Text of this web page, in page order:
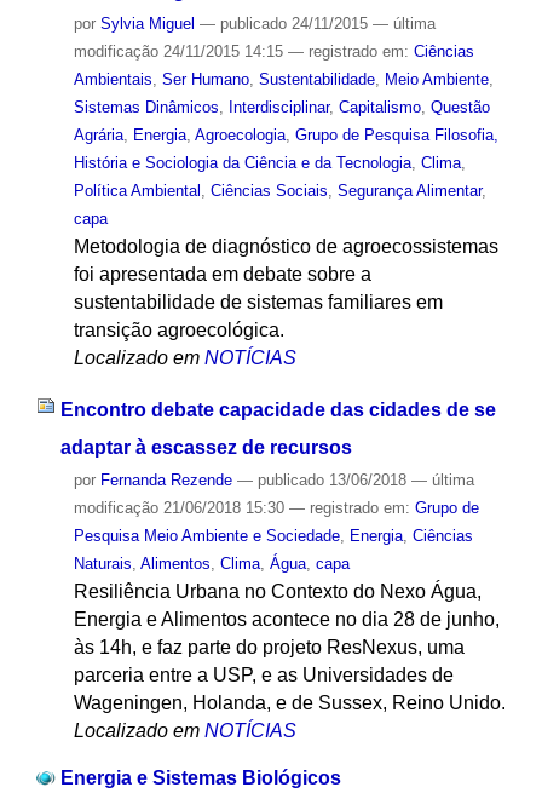
por Sylvia Miguel — publicado24/11/2015 — última
modificação24/11/2015 14:15 — registrado em: Ciências
Ambientais, Ser Humano, Sustentabilidade, Meio Ambiente,
Sistemas Dinâmicos, Interdisciplinar, Capitalismo, Questão
Agrária, Energia, Agroecologia, Grupo de Pesquisa Filosofia,
História e Sociologia da Ciência e da Tecnologia, Clima,
Política Ambiental , Ciências Sociais, Segurança Alimentar,
capa
Metodologia de diagnóstico de agroecossistemas
foi apresentada em debate sobre a
sustentabilidade de sistemas familiares em
transição agroecológica.
Localizado em NOTÍCIAS
Encontro debate capacidade das cidades de se
adaptar à escassez de recursos
por Fernanda Rezende — publicado13/06/2018 — última
modificação21/06/2018 15:30 — registrado em: Grupo de
Pesquisa Meio Ambiente e Sociedade, Energia, Ciências
Naturais Alimentos Clima, Água, capa
Resiliência Urbana no Contexto do Nexo Água,
Energia e Alimentos acontece no dia 28 de junho,
às 14h, e faz parte do projeto ResNexus, uma
parceria entre a USP, e as Universidades de
Wageningen, Holanda, e de Sussex, Reino Unido.
Localizado em NOTÍCIAS
Energia e Sistemas Biológicos